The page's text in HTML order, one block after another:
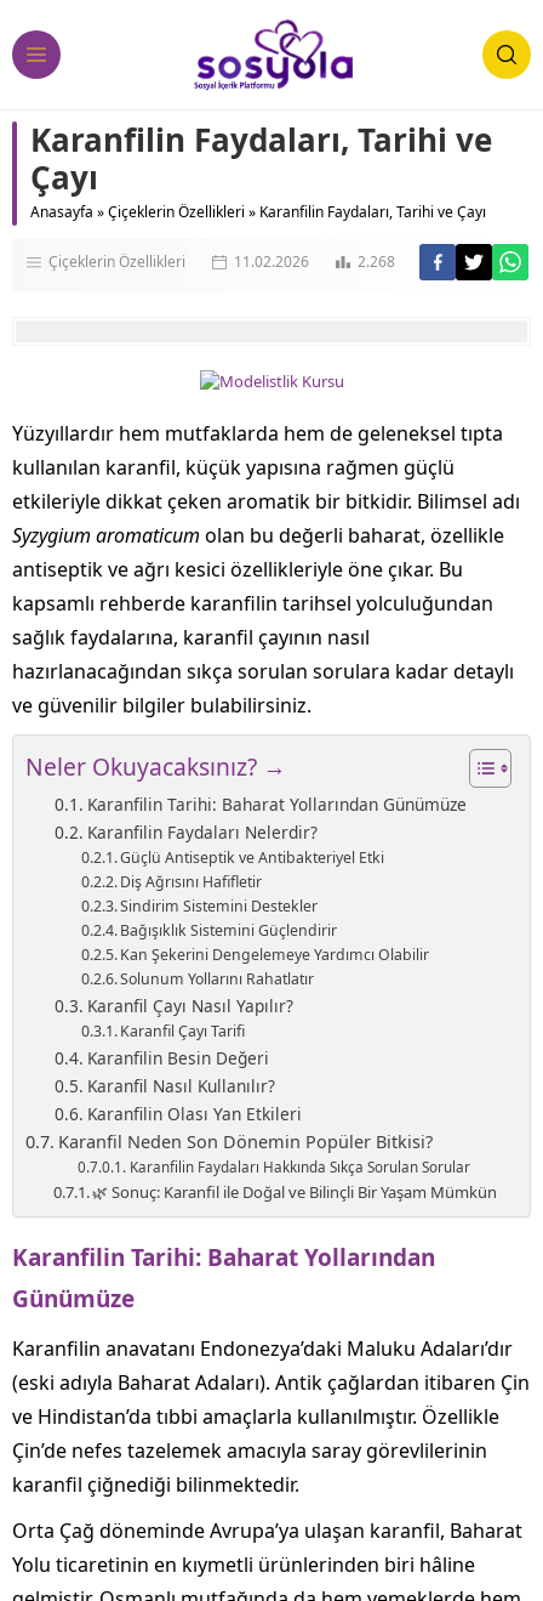
Karanfilin Faydaları, Tarihi ve
Çayı
Anasayfa »Çiçeklerin Özellikleri » Karanfilin Faydaları, Tarihi ve Çayı
Çiçeklerin Özellikleri 11.02.2026 2.268
Yüzyıllardır hem mutfaklarda hem de geleneksel tıpta
kullanılan karanfil, küçük yapısına rağmen güçlü
etkileriyle dikkat çeken aromatik bir bitkidir. Bilimsel adı
Syzygium aromaticum olan bu değerli baharat, özellikle
antiseptik ve ağrı kesici özellikleriyle öne çıkar. Bu
kapsamlı rehberde karanfilin tarihsel yolculuğundan
sağlık faydalarına, karanfil çayının nasıl
hazırlanacağından sıkça sorulan sorulara kadar detaylı
ve güvenilir bilgiler bulabilirsiniz.
Neler Okuyacaksınız? →
Karanfilin Tarihi: Baharat Yollarından Günümüze
Karanfilin Faydaları Nelerdir?
Güçlü Antiseptik ve Antibakteriyel Etki
Diş Ağrısını Hafifletir
Sindirim Sistemini Destekler
Bağışıklık Sistemini Güçlendirir
Kan Şekerini Dengelemeye Yardımcı Olabilir
Solunum Yollarını Rahatlatır
Karanfil Çayı Nasıl Yapılır?
Karanfil Çayı Tarifi
Karanfilin Besin Değeri
Karanfil Nasıl Kullanılır?
Karanfilin Olası Yan Etkileri
Karanfil Neden Son Dönemin Popüler Bitkisi?
Karanfilin Faydaları Hakkında Sıkça Sorulan Sorular
🌿 Sonuç: Karanfil ile Doğal ve Bilinçli Bir Yaşam Mümkün
Karanfilin Tarihi: Baharat Yollarından
Günümüze
Karanfilin anavatanı Endonezya’daki Maluku Adaları’dır
(eski adıyla Baharat Adaları). Antik çağlardan itibaren Çin
ve Hindistan’da tıbbi amaçlarla kullanılmıştır. Özellikle
Çin’de nefes tazelemek amacıyla saray görevlilerinin
karanfil çiğnediği bilinmektedir.
Orta Çağ döneminde Avrupa’ya ulaşan karanfil, Baharat
Yolu ticaretinin en kıymetli ürünlerinden biri hâline